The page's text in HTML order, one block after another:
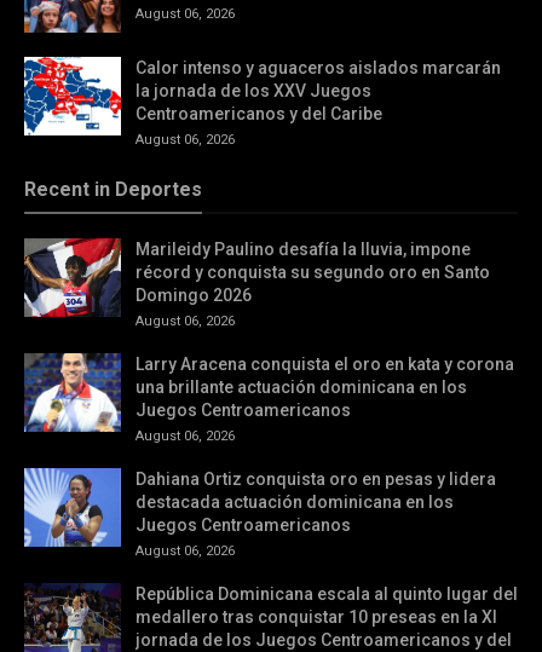
August 06, 2026
Calor intenso y aguaceros aislados marcarán
la jornada de los XXV Juegos
Centroamericanos y del Caribe
August 06, 2026
Recent in Deportes
Marileidy Paulino desafía la lluvia, impone
récord y conquista su segundo oro en Santo
Domingo 2026
August 06, 2026
Larry Aracena conquista el oro en kata y corona
una brillante actuación dominicana en los
Juegos Centroamericanos
August 06, 2026
Dahiana Ortiz conquista oro en pesas y lidera
destacada actuación dominicana en los
Juegos Centroamericanos
August 06, 2026
República Dominicana escala al quinto lugar del
medallero tras conquistar 10 preseas en la XI
jornada de los Juegos Centroamericanos y del